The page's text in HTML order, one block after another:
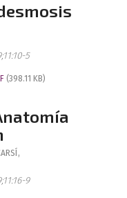
5
(398.11 KB)
,
9